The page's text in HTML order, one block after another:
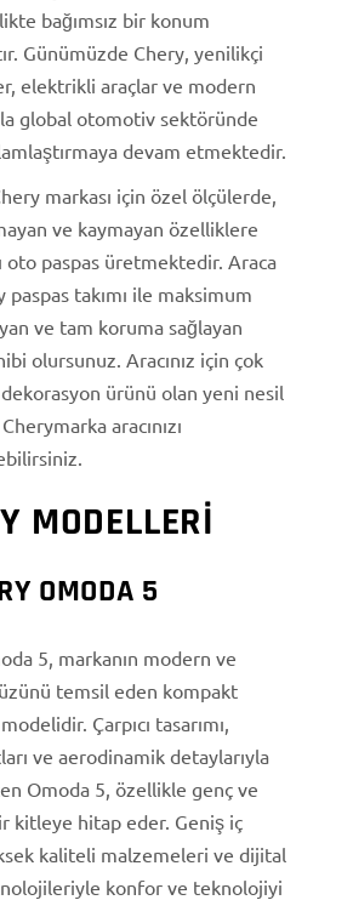
bağımsız bir konum
Günümüzde Chery, yenilikçi
elektrikli araçlar ve modern
global otomotiv sektöründe
devam etmektedir.
markası için özel ölçülerde,
ve kaymayan özelliklere
oto paspas üretmektedir. Araca
paspas takımı ile maksimum
ve tam koruma sağlayan
olursunuz. Aracınız için çok
ürünü olan yeni nesil
aracınızı
MODELLERI
OMODA 5
5, markanın modern ve
temsil eden kompakt
Çarpıcı tasarımı,
ve aerodinamik detaylarıyla
Omoda 5, özellikle genç ve
kitleye hitap eder. Geniş iç
kaliteli malzemeleri ve dijital
konfor ve teknolojiyi